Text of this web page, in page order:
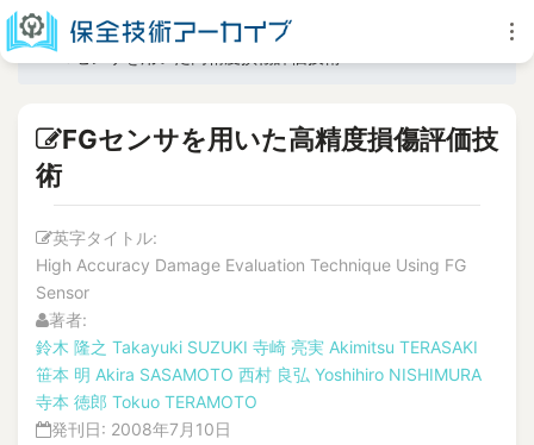
FGセンサを用いた高精度損傷評価技術
FGセンサを用いた高精度損傷評価技
術
英字タイトル:
High Accuracy Damage Evaluation Technique Using FG
Sensor
著者:
鈴木 隆之 Takayuki SUZUKI 寺崎 亮実 Akimitsu TERASAKI
笹本 明 Akira SASAMOTO 西村 良弘 Yoshihiro NISHIMURA
寺本 徳郎 Tokuo TERAMOTO
発刊日: 2008年7月10日